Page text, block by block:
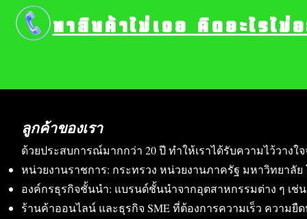
ลูกค้าของเรา
ด้วยประสบการณ์มากกว่า 20 ปี ทำให้เราได้รับความไว้วา
หน่วยงานราชการ: กระทรวง หน่วยงานภาครัฐ มหาวิทยาลัย
องค์กรธุรกิจชั้นนำ: แบรนด์ชั้นนำจากอุตสาหกรรมต่าง ๆ เช่
ร้านค้าออนไลน์ และธุรกิจ SME ที่ต้องการความเร็ว ความยื
หาสินค้าไม่เจอ คิดอะไรไ